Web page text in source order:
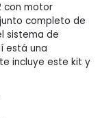
con motor
completo de
sistema de
está una
incluye este kit y